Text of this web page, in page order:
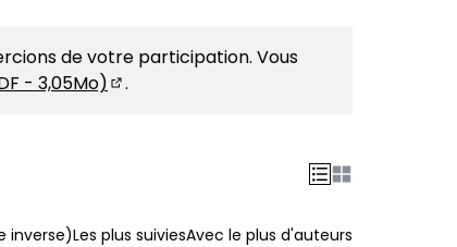
de votre participation. Vous
- 3,05Mo) .
inverse)Les plus suiviesAvec le plus d'auteurs